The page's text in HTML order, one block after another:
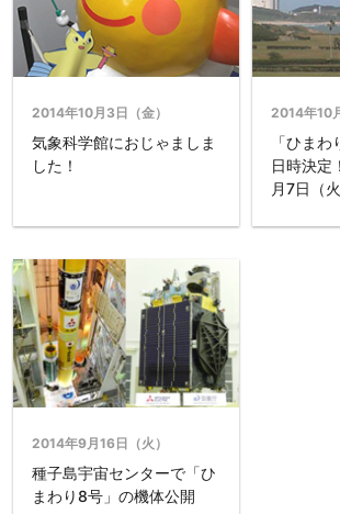
2014年10月3日（金）
気象科学館におじゃましま
した！
2014年10
「ひま
日時決定
月7日（
2014年9月16日（火）
種子島宇宙センターで「ひ
まわり8号」の機体公開